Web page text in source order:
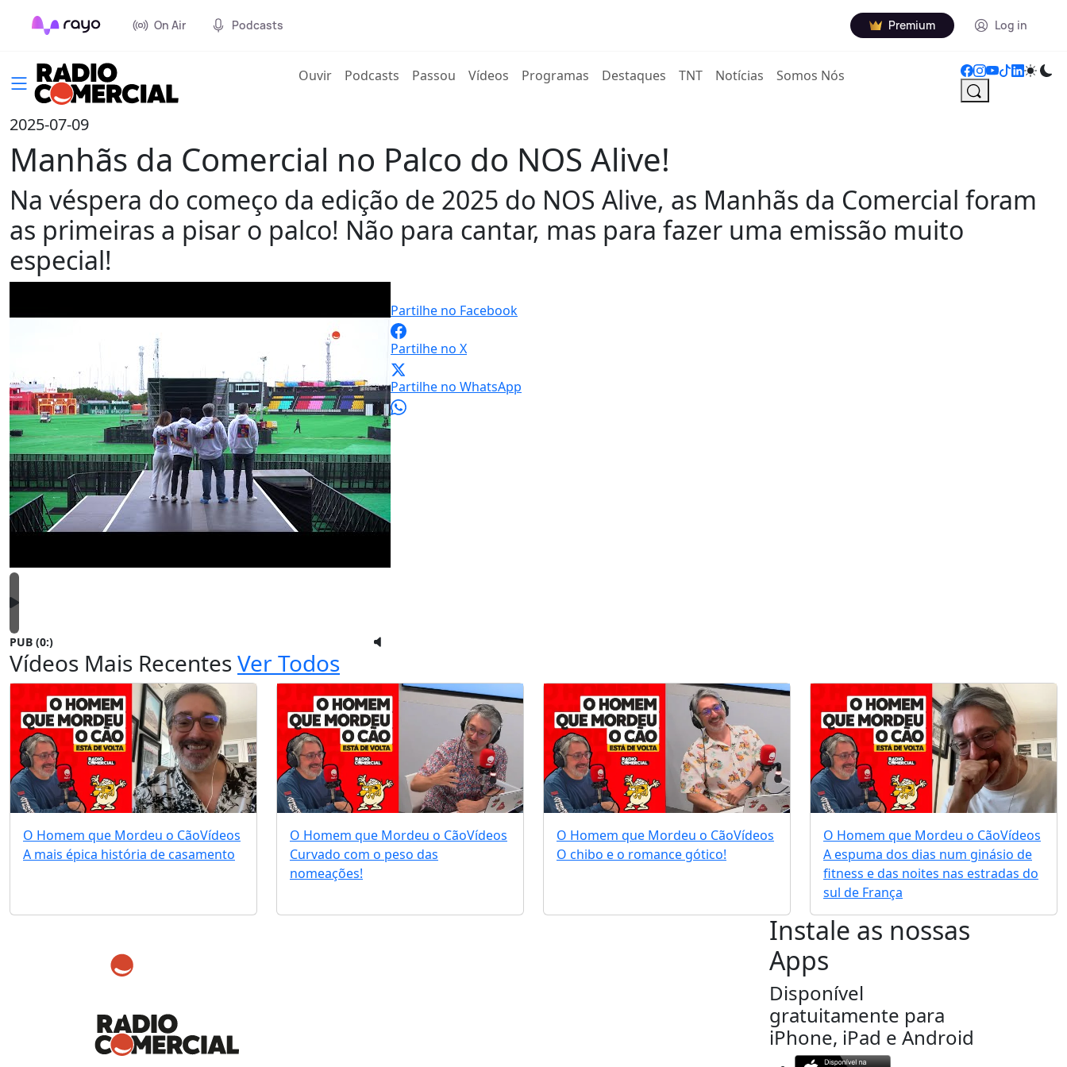
On Air Podcasts Premium Log in
Ouvir(current)
Podcasts Passou Vídeos Programas Destaques TNT Notícias Somos Nós
2025-07-09
Manhãs da Comercial no Palco do NOS Alive!
Na véspera do começo da edição de 2025 do NOS Alive, as Manhãs da Comercial foram
as primeiras a pisar o palco! Não para cantar, mas para fazer uma emissão muito
especial!
PUB (0:)
Partilhe no Facebook
Partilhe no X
Partilhe no WhatsApp
Vídeos Mais RecentesVer Todos
O Homem que Mordeu o CãoVídeos
A mais épica história de casamento
O Homem que Mordeu o CãoVídeos
Curvado com o peso das
nomeações!
O Homem que Mordeu o CãoVídeos
O chibo e o romance gótico!
O Homem que Mordeu o CãoVídeos
A espuma dos dias num ginásio de
fitness e das noites nas estradas do
sul de França
Instale as nossas
Apps
Disponível
gratuitamente para
iPhone, iPad e Android